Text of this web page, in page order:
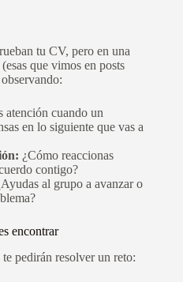
tu CV, pero en una
(esas que vimos en posts
atención cuando un
en lo siguiente que vas a
¿Cómo reaccionas
contigo?
al grupo a avanzar o
encontrar
pedirán resolver un reto: